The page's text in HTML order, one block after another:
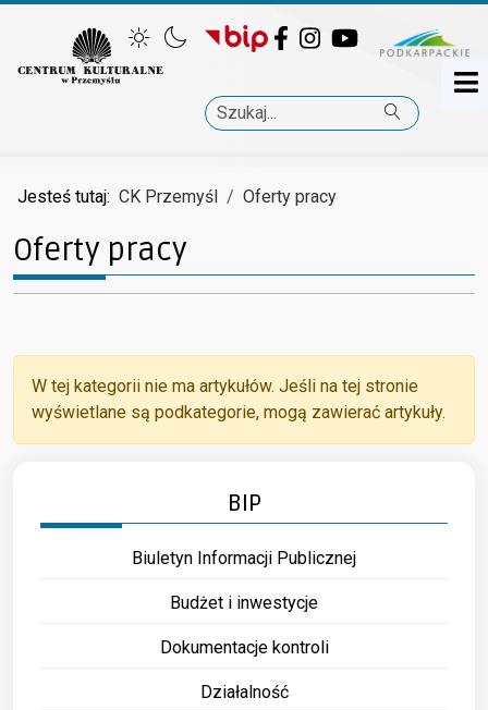
FacebookInstagramYouTube
Jesteś tutaj: CK Przemyśl Oferty pracy
BIP
Biuletyn Informacji Publicznej
Budżet i inwestycje
Dokumentacje kontroli
Działalność
Oferty pracy
Informacja
W tej kategorii nie ma artykułów. Jeśli na tej stronie
wyświetlane są podkategorie, mogą zawierać artykuły.